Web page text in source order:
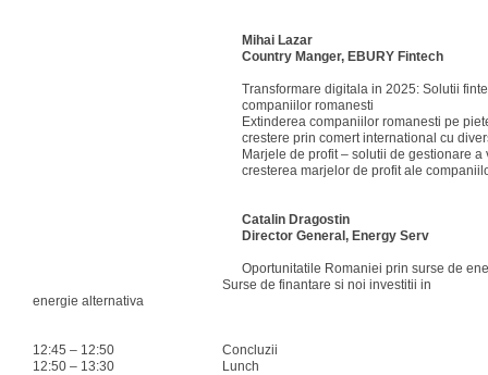
Mihai Lazar
Country Manger, EBURY Fintech
Transformare digitala in 2025: Solutii
companiilor romanesti
Extinderea companiilor romanesti pe
crestere prin comert international cu
Marjele de profit – solutii de gestionare
cresterea marjelor de profit ale
Catalin Dragostin
Director General, Energy Serv
Oportunitatile Romaniei prin surse de
Surse de finantare si noi investitii in
energie alternativa
12:45 – 12:50 Concluzii
12:50 – 13:30 Lunch